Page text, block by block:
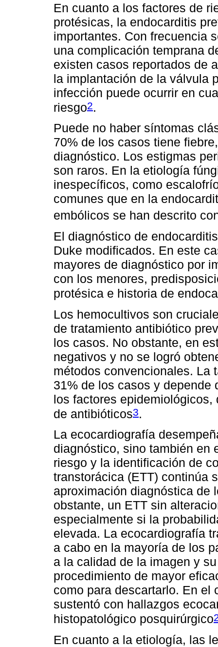
En cuanto a los factores de
protésicas, la endocarditis
importantes. Con frecuencia
una complicación temprana
existen casos reportados de
la implantación de la válvula
infección puede ocurrir en
riesgo2.
Puede no haber síntomas
70% de los casos tiene
diagnóstico. Los estigmas
son raros. En la etiología
inespecíficos, como
comunes que en la
embólicos se han descrito
El diagnóstico de
Duke modificados. En este
mayores de diagnóstico por
con los menores,
protésica e historia de
Los hemocultivos son
de tratamiento antibiótico
los casos. No obstante, en
negativos y no se logró
métodos convencionales. La
31% de los casos y depende
los factores
de antibióticos3.
La ecocardiografía
diagnóstico, sino también en
riesgo y la identificación de
transtorácica (ETT) continúa
aproximación diagnóstica de
obstante, un ETT sin
especialmente si la
elevada. La ecocardiografía
a cabo en la mayoría de los
a la calidad de la imagen y
procedimiento de mayor
como para descartarlo. En el
sustentó con hallazgos
histopatológico posquirúrgico
En cuanto a la etiología, las